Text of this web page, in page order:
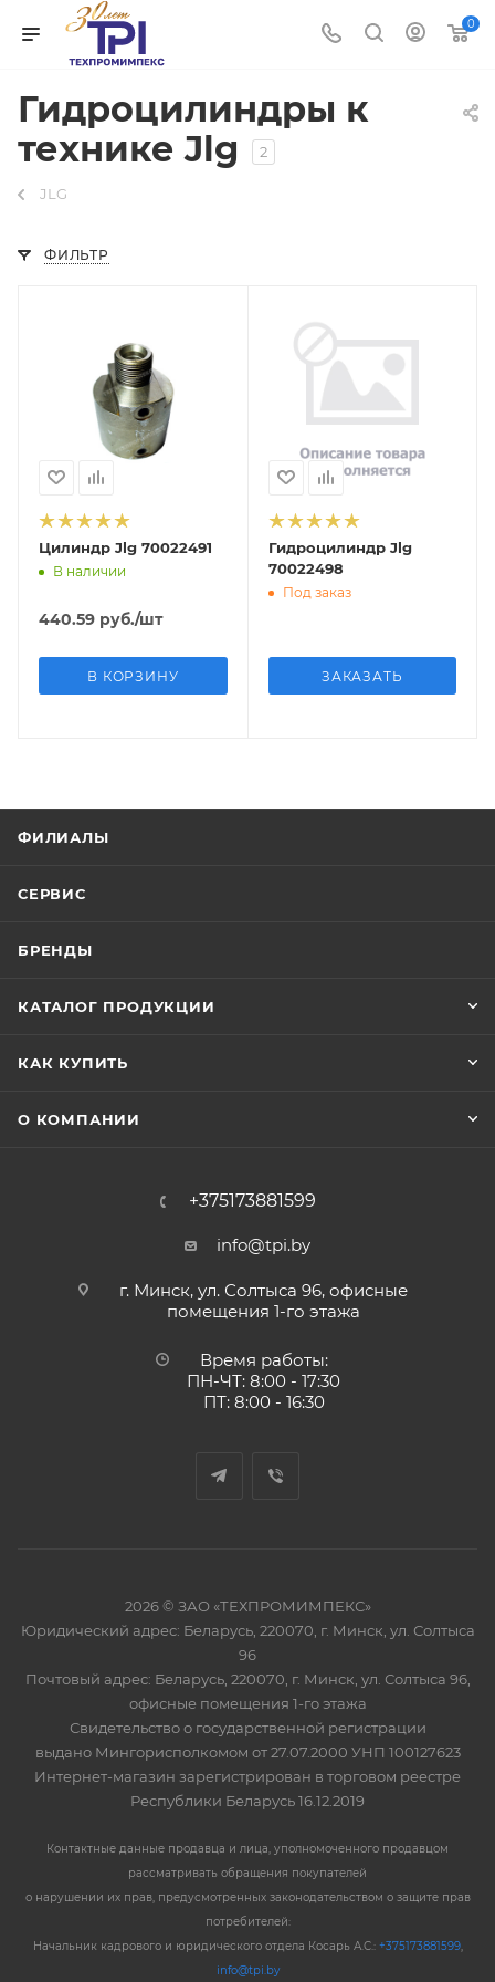
0
Гидроцилиндры к
технике Jlg
2
JLG
ФИЛЬТР
Цилиндр Jlg 70022491
В наличии
440.59 руб./шт
В КОРЗИНУ
Гидроцилиндр Jlg
70022498
Под заказ
ЗАКАЗАТЬ
ФИЛИАЛЫ
СЕРВИС
БРЕНДЫ
КАТАЛОГ ПРОДУКЦИИ
КАК КУПИТЬ
О КОМПАНИИ
+375173881599
info@tpi.by
г. Минск, ул. Солтыса 96, офисные
помещения 1-го этажа
Время работы:
ПН-ЧТ: 8:00 - 17:30
ПТ: 8:00 - 16:30
2026 © ЗАО «ТЕХПРОМИМПЕКС»
Юридический адрес: Беларусь, 220070, г. Минск, ул. Солтыса
96
Почтовый адрес: Беларусь, 220070, г. Минск, ул. Солтыса 96,
офисные помещения 1-го этажа
Свидетельство о государственной регистрации
выдано Мингорисполкомом от 27.07.2000 УНП 100127623
Интернет-магазин зарегистрирован в торговом реестре
Республики Беларусь 16.12.2019
Контактные данные продавца и лица, уполномоченного продавцом
рассматривать обращения покупателей
о нарушении их прав, предусмотренных законодательством о защите прав
потребителей:
Начальник кадрового и юридического отдела Косарь А.С.: +375173881599,
info@tpi.by